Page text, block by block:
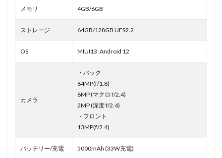
メモリ 4GB/6GB
ストレージ 64GB/128GB UFS2.2
OS MIUI13 :Android 12
カメラ
・バック
64MP(f/1.8)
8MP (マクロ f/2.4)
2MP (深度 f/2.4)
・フロント
13MP(f/2.4)
バッテリー/充電 5000mAh (33W充電)